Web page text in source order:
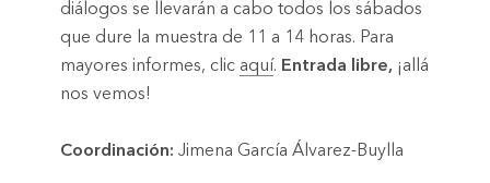
diálogos se llevarán a cabo todos los sábados
que dure la muestra de 11 a 14 horas. Para
mayores informes, clic aquí. Entrada libre,¡allá
nos vemos!
Coordinación: Jimena García Álvarez-Buylla